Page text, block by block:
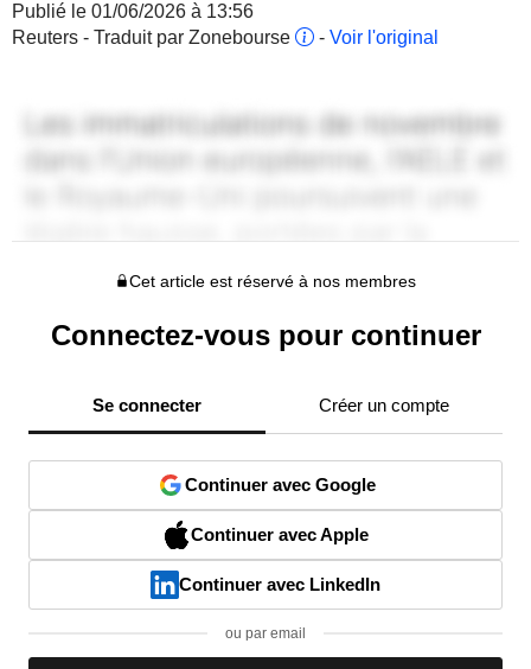
Publié le 01/06/2026 à 13:56
Reuters - Traduit par Zonebourse
- Voir l'original
Cet article est réservé à nos membres
Connectez-vous pour continuer
Se connecter Créer un compte
Continuer avec Google
Continuer avec Apple
Continuer avec LinkedIn
ou par email